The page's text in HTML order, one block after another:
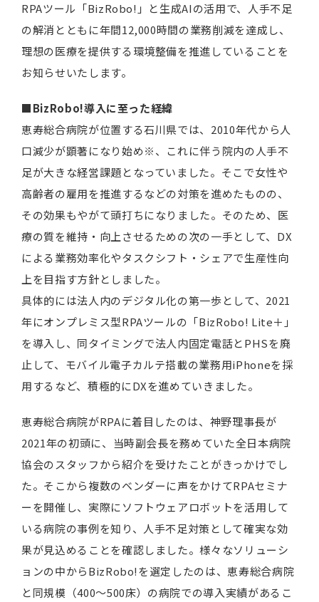
RPAツール「BizRobo!」と生成AIの活用で、人手不足
の解消とともに年間12,000時間の業務削減を達成し、
理想の医療を提供する環境整備を推進していることを
お知らせいたします。
■BizRobo!導入に至った経緯
恵寿総合病院が位置する石川県では、2010年代から人
口減少が顕著になり始め※、これに伴う院内の人手不
足が大きな経営課題となっていました。そこで女性や
高齢者の雇用を推進するなどの対策を進めたものの、
その効果もやがて頭打ちになりました。そのため、医
療の質を維持・向上させるための次の一手として、DX
による業務効率化やタスクシフト・シェアで生産性向
上を目指す方針としました。
具体的には法人内のデジタル化の第一歩として、2021
年にオンプレミス型RPAツールの「BizRobo! Lite＋」
を導入し、同タイミングで法人内固定電話とPHSを廃
止して、モバイル電子カルテ搭載の業務用iPhoneを採
用するなど、積極的にDXを進めていきました。
恵寿総合病院がRPAに着目したのは、神野理事長が
2021年の初頭に、当時副会長を務めていた全日本病院
協会のスタッフから紹介を受けたことがきっかけでし
た。そこから複数のベンダーに声をかけてRPAセミナ
ーを開催し、実際にソフトウェアロボットを活用して
いる病院の事例を知り、人手不足対策として確実な効
果が見込めることを確認しました。様々なソリューシ
ョンの中からBizRobo!を選定したのは、恵寿総合病院
と同規模（400～500床）の病院での導入実績があるこ